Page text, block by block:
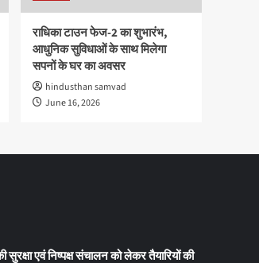
राधिका टाउन फेज-2 का शुभारंभ,
आधुनिक सुविधाओं के साथ मिलेगा
सपनों के घर का अवसर
hindusthan samvad
June 16, 2026
एवं निष्पक्ष संचालन को लेकर तैयारियों की